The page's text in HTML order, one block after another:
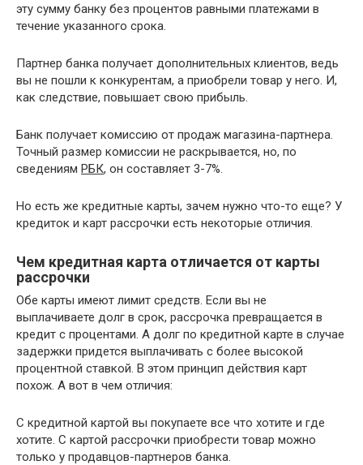
эту сумму банку без процентов равными платежами в
течение указанного срока.
Партнер банка получает дополнительных клиентов, ведь
вы не пошли к конкурентам, а приобрели товар у него. И,
как следствие, повышает свою прибыль.
Банк получает комиссию от продаж магазина-партнера.
Точный размер комиссии не раскрывается, но, по
сведениям РБК, он составляет 3-7%.
Но есть же кредитные карты, зачем нужно что-то еще? У
кредиток и карт рассрочки есть некоторые отличия.
Чем кредитная карта отличается от карты
рассрочки
Обе карты имеют лимит средств. Если вы не
выплачиваете долг в срок, рассрочка превращается в
кредит с процентами. А долг по кредитной карте в случае
задержки придется выплачивать с более высокой
процентной ставкой. В этом принцип действия карт
похож. А вот в чем отличия:
С кредитной картой вы покупаете все что хотите и где
хотите. С картой рассрочки приобрести товар можно
только у продавцов-партнеров банка.